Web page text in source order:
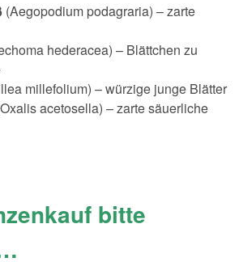
(Aegopodium podagraria) – zarte
hederacea) – Blättchen zu
millefolium) – würzige junge Blätter
acetosella) – zarte säuerliche
bitte